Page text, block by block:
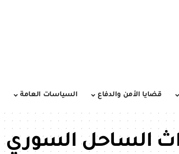
قضايا الأمن والدفاع السياسات العامة
الساحل السوري